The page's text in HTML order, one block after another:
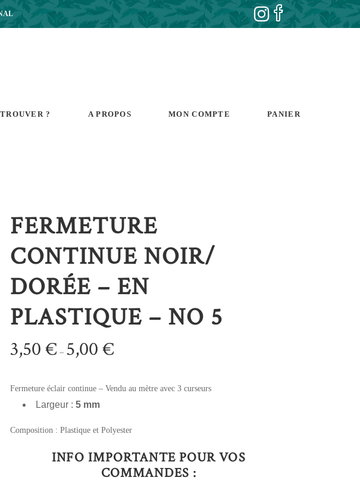
? A PROPOS MON COMPTE PANIER
FERMETURE
CONTINUE NOIR/
DORÉE – EN
PLASTIQUE – NO 5
3,50€ – 5,00€
Fermeture éclair continue – Vendu au mètre avec 3 curseurs
Largeur : 5 mm
Composition : Plastique et Polyester
INFO IMPORTANTE POUR VOS
COMMANDES :